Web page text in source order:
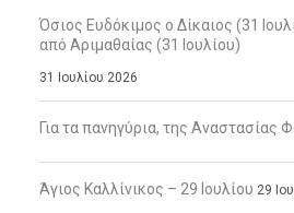
Όσιος Ευδόκιμος ο Δίκαιος (31
από Αριμαθαίας (31 Ιουλίου)
31 Ιουλίου 2026
Για τα πανηγύρια, της Αναστασίας
Άγιος Καλλίνικος – 29 Ιουλίου 29